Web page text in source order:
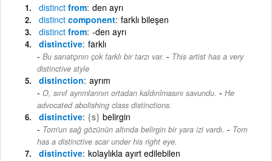
distinct from den ayrı
distinct component farklı bileşen
distinct from -den ayrı
distinctive farklı
Bu sanatçının çok farklı bir tarzı var. - This artist has a very
distinctive style
distinction ayrım
O, sınıf ayrımlarının ortadan kaldırılmasını savundu. - He
advocated abolishing class distinctions.
distinctive {s} belirgin
Tom'un sağ gözünün altında belirgin bir yara izi vardı. - Tom
has a distinctive scar under his right eye.
distinctive kolaylıkla ayırt edilebilen